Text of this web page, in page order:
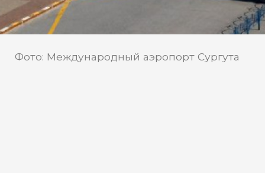
Фото: Международный аэропорт Сургута